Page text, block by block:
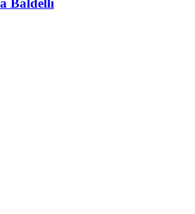
Baldelli